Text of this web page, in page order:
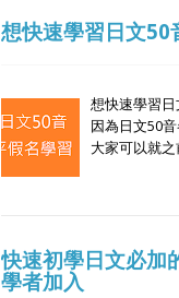
想快速學習日文50
想快速學習
因為日文50
大家可以就
快速初學日文必加
學者加入